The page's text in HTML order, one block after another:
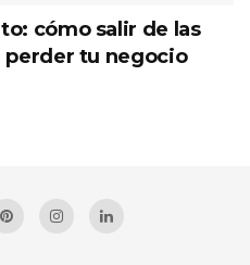
cómo salir de las
tu negocio